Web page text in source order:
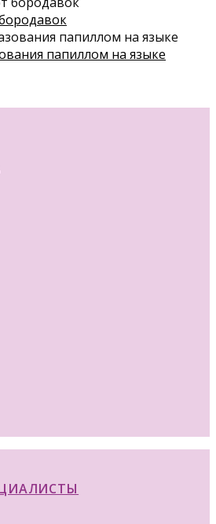
папиллом на языке